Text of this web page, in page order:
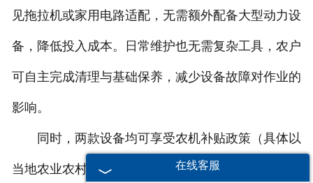
见拖拉机或家用电路适配，无需额外配备大型动力设
备，降低投入成本。日常维护也无需复杂工具，农户
可自主完成清理与基础保养，减少设备故障对作业的
影响。
同时，两款设备均可享受农机补贴政策（具体以
当地农业农村局规定为准），进一步降低种养殖农户
在线客服